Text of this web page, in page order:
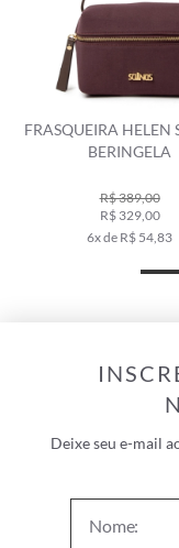
FRASQUEIRA HELEN
BERINGELA
R$ 389,00
R$ 329,00
6x de R$ 54,83
Deixe seu e-mail